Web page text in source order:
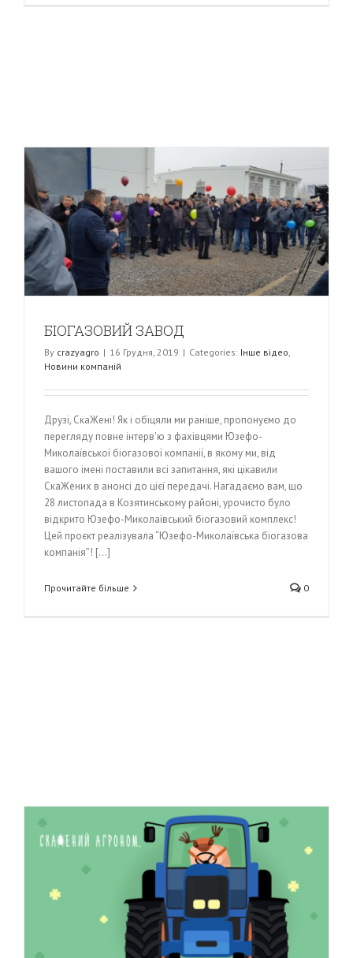
БІОГАЗОВИЙ ЗАВОД
By crazyagro | 16 Грудня, 2019 | Categories: Інше відео
Новини компаній
Друзі, СкаЖені! Як і обіцяли ми раніше, пропонуємо до
перегляду повне інтерв'ю з фахівцями Юзефо-
Миколаївської біогазової компанії, в якому ми, від
вашого імені поставили всі запитання, які цікавили
СкаЖених в анонсі до цієї передачі. Нагадаємо вам, що
28 листопада в Козятинському районі, урочисто було
відкрито Юзефо-Миколаївський біогазовий комплекс!
Цей проєкт реалізувала “Юзефо-Миколаївська біогазова
компанія”! [...]
Прочитайте більше 0